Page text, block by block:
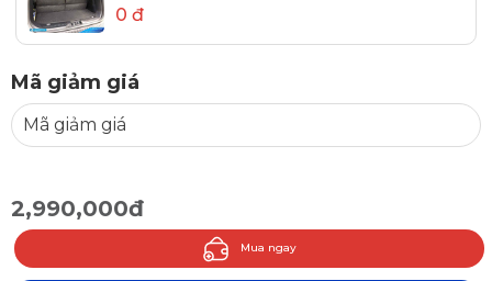
0 đ
Mã giảm giá
2,990,000đ
Mua ngay